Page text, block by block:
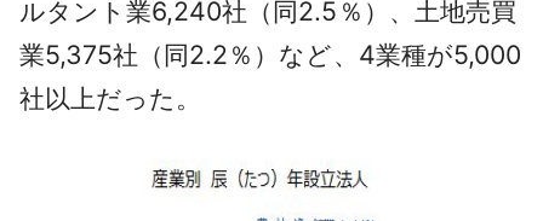
ルタント業6,240社（同2.5％）、土地売買
業5,375社（同2.2％）など、4業種が5,000
社以上だった。